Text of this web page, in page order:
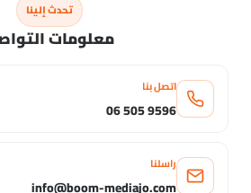
تحدث إلينا
معلومات
اتصل بنا
06 505 9596
راسلنا
info@boom-mediajo.com